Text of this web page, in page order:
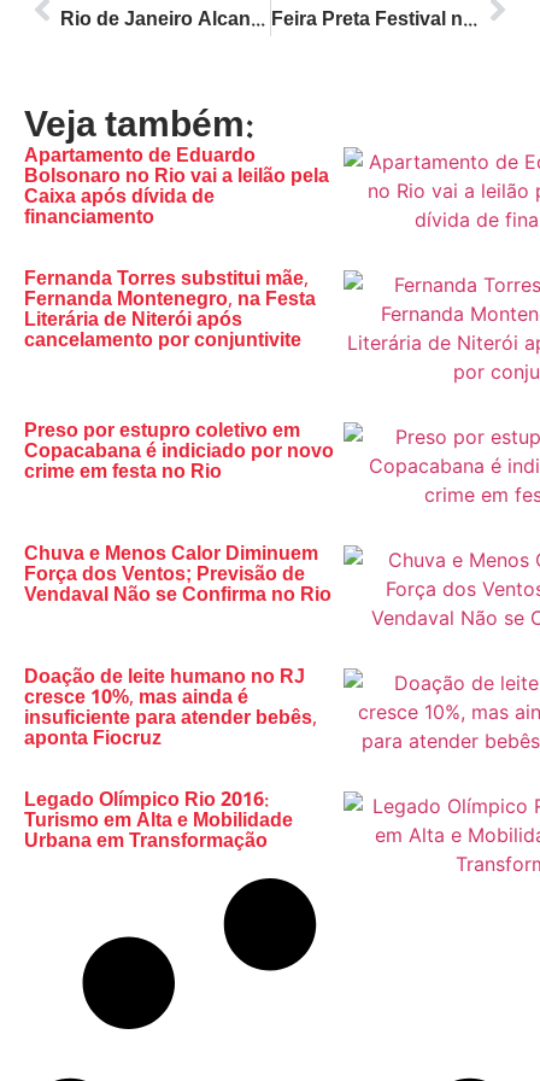
Rio de Janeiro Alcança Recorde Histórico com 7.744 Novos Negócios em Maio de 2026 Feira Preta Festival no Rio: Mais de 30 mil pessoas e R$ 8 milhões impulsionam a economia criativa preta
Veja também:
Apartamento de Eduardo
Bolsonaro no Rio vai a leilão pela
Caixa após dívida de
financiamento
Fernanda Torres substitui mãe,
Fernanda Montenegro, na Festa
Literária de Niterói após
cancelamento por conjuntivite
Preso por estupro coletivo em
Copacabana é indiciado por novo
crime em festa no Rio
Chuva e Menos Calor Diminuem
Força dos Ventos; Previsão de
Vendaval Não se Confirma no Rio
Doação de leite humano no RJ
cresce 10%, mas ainda é
insuficiente para atender bebês,
aponta Fiocruz
Legado Olímpico Rio 2016:
Turismo em Alta e Mobilidade
Urbana em Transformação